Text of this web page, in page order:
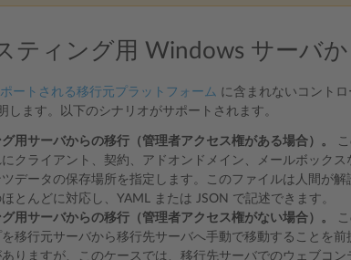
ティング用 Windows サーバ
ートされる移行元プラットフォーム に含まれないコント
します。以下のシナリオがサポートされます。
用サーバからの移行（管理者アクセス権がある場合）。
クライアント、契約、アドオンドメイン、メールボック
データの保存場所を指定します。このファイルは人間が
とんどに対応し、YAML または JSON で記述できます。
用サーバからの移行（管理者アクセス権がない場合）。
移行元サーバから移行先サーバへ手動で移動することを
りますが、このケースでは、移行先サーバでのウェブコ